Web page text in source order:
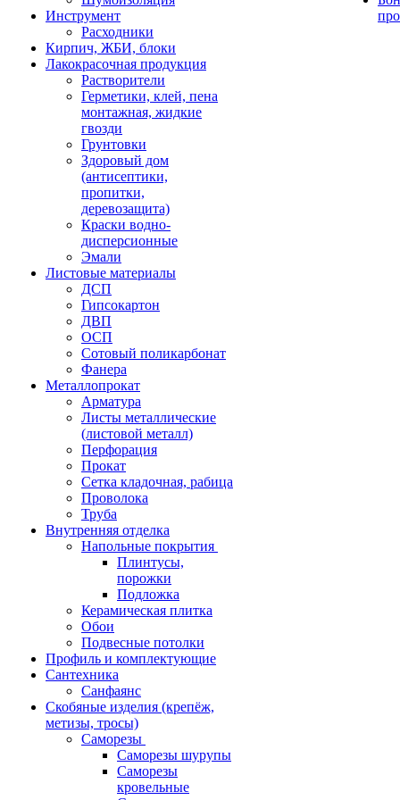
Инструмент
Расходники
Кирпич, ЖБИ, блоки
Лакокрасочная продукция
Растворители
Герметики, клей, пена
монтажная, жидкие
гвозди
Грунтовки
Здоровый дом
(антисептики,
пропитки,
деревозащита)
Краски водно-
дисперсионные
Эмали
Листовые материалы
ДСП
Гипсокартон
ДВП
ОСП
Сотовый поликарбонат
Фанера
Металлопрокат
Арматура
Листы металлические
(листовой металл)
Перфорация
Прокат
Сетка кладочная, рабица
Проволока
Труба
Внутренняя отделка
Напольные покрытия
Плинтусы,
порожки
Подложка
Керамическая плитка
Обои
Подвесные потолки
Профиль и комплектующие
Сантехника
Санфаянс
Скобяные изделия (крепёж,
метизы, тросы)
Саморезы
Саморезы шурупы
Саморезы
кровельные